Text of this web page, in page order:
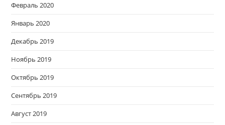
Февраль 2020
Январь 2020
Декабрь 2019
Ноябрь 2019
Октябрь 2019
Сентябрь 2019
Август 2019